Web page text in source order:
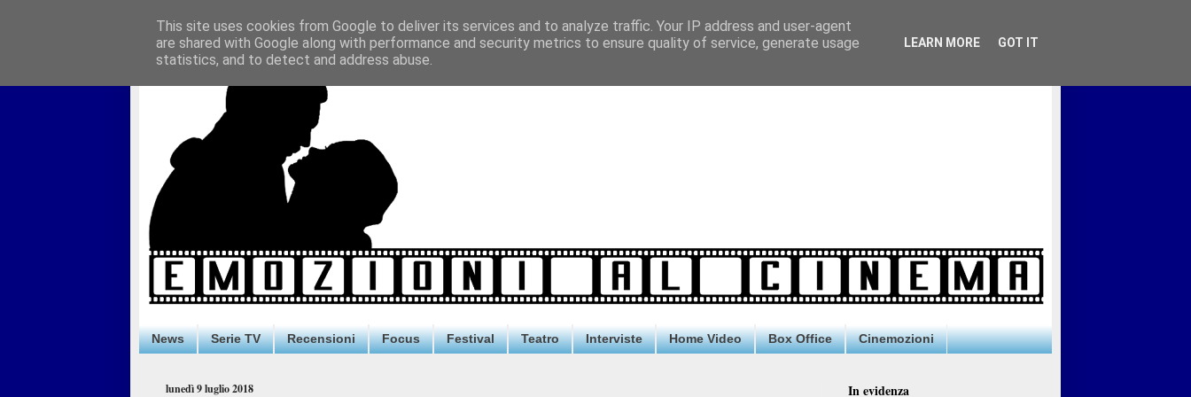
News Serie TV Recensioni Focus Festival Teatro Interviste Home Video Box Office Cinemozioni
lunedì 9 luglio 2018 In evidenza
This site uses cookies from Google to deliver its services and to analyze traffic. Your IP address and user-agent
are shared with Google along with performance and security metrics to ensure quality of service, generate usage
statistics, and to detect and address abuse.
LEARN MORE GOT IT